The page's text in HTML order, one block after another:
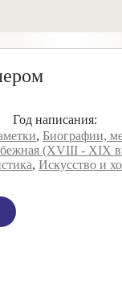
Год написания:
, Биографии,
(XVIII - XIX
, Искусство и